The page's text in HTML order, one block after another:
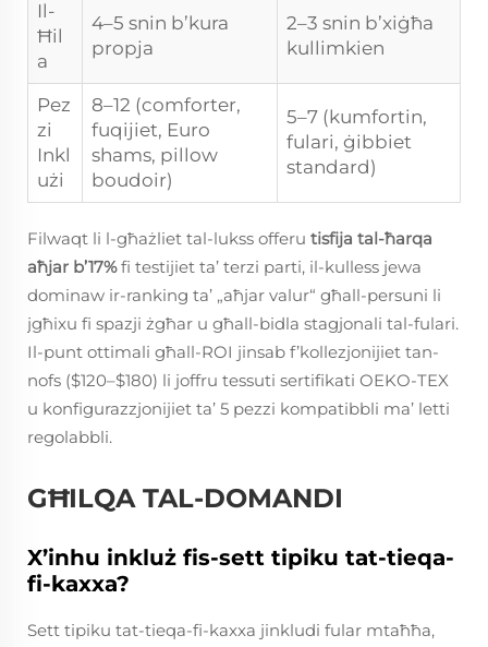
Il-
Ħil
a
4–5 snin b’kura
propja
2–3 snin b’xiġħa
kullimkien
Pez
zi
Inkl
użi
8–12 (comforter,
fuqijiet, Euro
shams, pillow
boudoir)
5–7 (kumfortin,
fulari, ġibbiet
standard)
Filwaqt li l-għażliet tal-lukss offeru tisfija tal-ħarqa
aħjar b’17%fi testijiet ta’ terzi parti, il-kulless jewa
dominaw ir-ranking ta’ „aħjar valur“ għall-persuni li
jgħixu fi spazji żgħar u għall-bidla stagjonali tal-fulari.
Il-punt ottimali għall-ROI jinsab f’kollezjonijiet tan-
nofs ($120–$180) li joffru tessuti sertifikati OEKO-TEX
u konfigurazzjonijiet ta’ 5 pezzi kompatibbli ma’ letti
regolabbli.
GĦILQA TAL-DOMANDI
X’inhu inkluż fis-sett tipiku tat-tieqa-
fi-kaxxa?
Sett tipiku tat-tieqa-fi-kaxxa jinkludi fular mtaħħa,